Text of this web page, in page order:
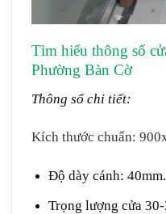
Tìm hiểu thông số
Phường Bàn Cờ
Thông số chi tiết:
Kích thước chuẩn:
Độ dày cánh: 40mm.
Trọng lượng cửa